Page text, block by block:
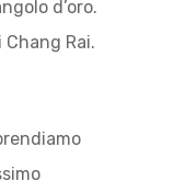
d’oro.
Rai.